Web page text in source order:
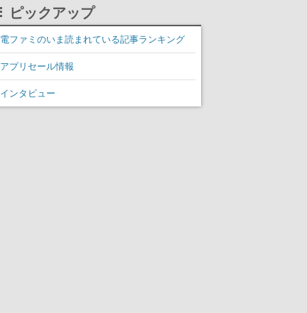
ピックアップ
電ファミのいま読まれている記事ランキング
アプリセール情報
インタビュー